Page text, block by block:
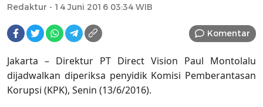
Redaktur - 14 Juni 2016 03:34 WIB
Komentar
Jakarta – Direktur PT Direct Vision Paul Montolalu
dijadwalkan diperiksa penyidik Komisi Pemberantasan
Korupsi (KPK), Senin (13/6/2016).